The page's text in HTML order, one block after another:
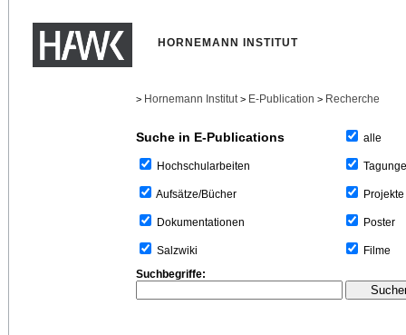
HORNEMANN INSTITUT
> Hornemann Institut > E-Publication > Recherche
Suche in E-Publications
Hochschularbeiten
Aufsätze/Bücher
Dokumentationen
Salzwiki
alle
Projekte
Poster
Filme
Suchbegriffe: